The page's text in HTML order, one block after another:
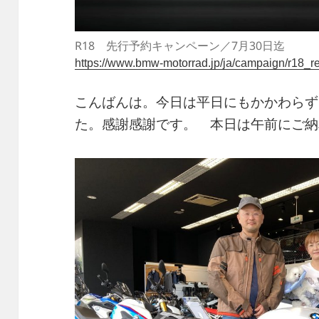
R18 先行予約キャンペーン／7月30日迄
https://www.bmw-motorrad.jp/ja/campaign/
こんばんは。今日は平日にもかかわら
た。感謝感謝です。 本日は午前にご